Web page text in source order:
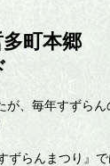
町本郷
が、毎年すずら
らんまつり』